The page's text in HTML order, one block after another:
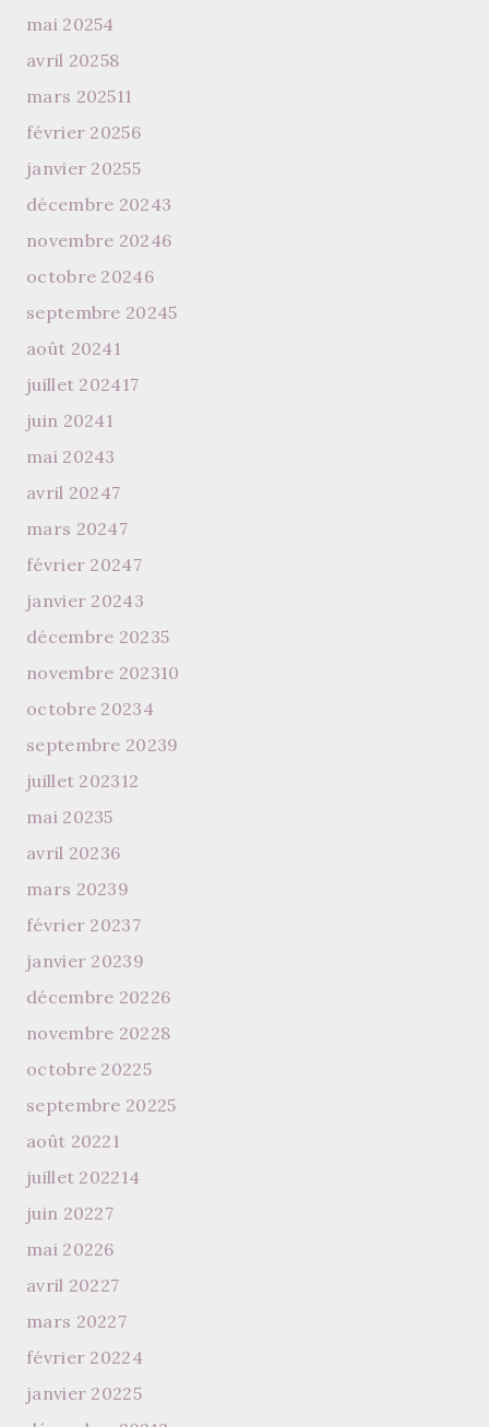
mai 20254
avril 20258
mars 202511
février 20256
janvier 20255
décembre 20243
novembre 20246
octobre 20246
septembre 20245
août 20241
juillet 202417
juin 20241
mai 20243
avril 20247
mars 20247
février 20247
janvier 20243
décembre 20235
novembre 202310
octobre 20234
septembre 20239
juillet 202312
mai 20235
avril 20236
mars 20239
février 20237
janvier 20239
décembre 20226
novembre 20228
octobre 20225
septembre 20225
août 20221
juillet 202214
juin 20227
mai 20226
avril 20227
mars 20227
février 20224
janvier 20225